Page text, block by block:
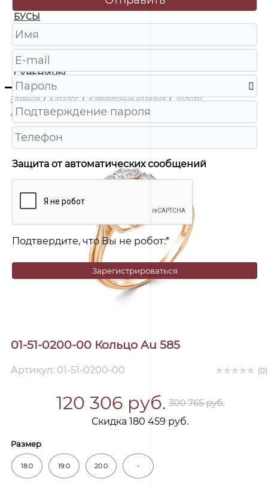
БУСЫ
ЧАСЫ
ШКАТУЛКИ
СУВЕНИРЫ
Главная / Каталог / Ювелирные изделия / Золото
/
01-51-0200-00 Кольцо Au 585
01-51-0200-00 Кольцо Au 585
Артикул: 01-51-0200-00 (0)
120 306 руб. 300 765 руб.
Скидка 180 459 руб.
Размер
18.0 19.0 20.0 -
Защита от автоматических сообщений
Подтвердите, что Вы не робот:*
Зарегистрироваться